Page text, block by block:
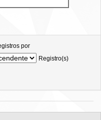
por
Registro(s)